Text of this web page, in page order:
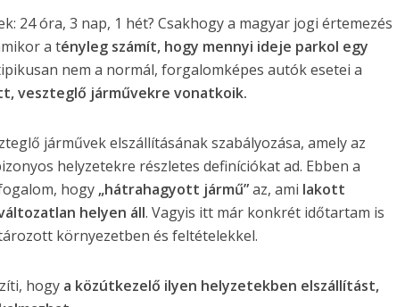
24 óra, 3 nap, 1 hét? Csakhogy a magyar jogi értemezés
a tényleg számít, hogy mennyi ideje parkol egy
nem a normál, forgalomképes autók esetei a
veszteglő járművekre vonatkoik.
járművek elszállításának szabályozása, amely az
helyzetekre részletes definíciókat ad. Ebben a
hogy „hátrahagyott jármű”az, ami lakott
helyen áll. Vagyis itt már konkrét időtartam is
környezetben és feltételekkel.
hogy a közútkezelő ilyen helyzetekben elszállítást,